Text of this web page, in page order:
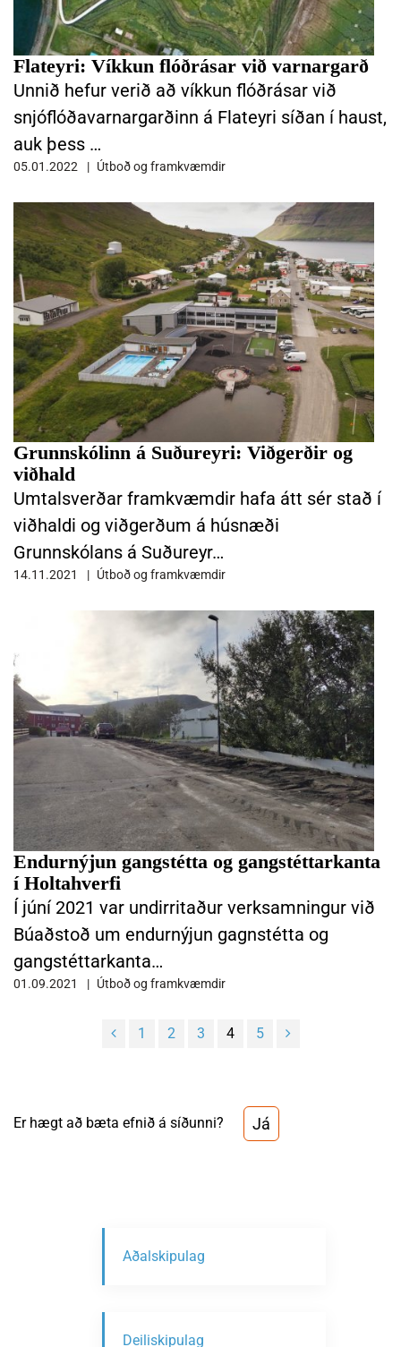
Flateyri: Víkkun flóðrásar við varnargarð
Unnið hefur verið að víkkun flóðrásar við
snjóflóðavarnargarðinn á Flateyri síðan í haust,
auk þess …
05.01.2022 Útboð og framkvæmdir
Grunnskólinn á Suðureyri: Viðgerðir og
viðhald
Umtalsverðar framkvæmdir hafa átt sér stað í
viðhaldi og viðgerðum á húsnæði
Grunnskólans á Suðureyr…
14.11.2021 Útboð og framkvæmdir
LESA FRÉTTINA GRUNNSKÓLINN Á SUÐUREYRI: VIÐGERÐIR OG
Endurnýjun gangstétta og gangstéttarkanta
í Holtahverfi
Í júní 2021 var undirritaður verksamningur við
Búaðstoð um endurnýjun gagnstétta og
gangstéttarkanta…
01.09.2021 Útboð og framkvæmdir
LESA FRÉTTINA ENDURNÝJUN GANGSTÉTTA OG
1 2 3 4 5
Er hægt að bæta efnið á síðunni? Já
Aðalskipulag
Deiliskipulag